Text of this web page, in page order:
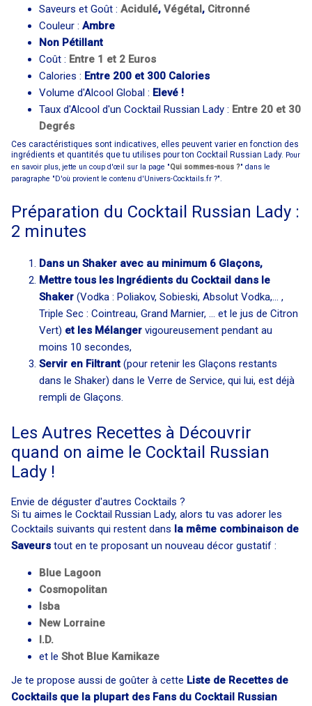
Saveurs et Goût : Acidulé, Végétal, Citronné
Couleur : Ambre
Non Pétillant
Coût : Entre 1 et 2 Euros
Calories : Entre 200 et 300 Calories
Volume d'Alcool Global : Elevé !
Taux d'Alcool d'un Cocktail Russian Lady : Entre 20 et 30
Degrés
Ces caractéristiques sont indicatives, elles peuvent varier en fonction des
ingrédients et quantités que tu utilises pour ton Cocktail Russian Lady. Pour
en savoir plus, jette un coup d'œil sur la page "Qui sommes-nous ?" dans le
paragraphe "D'où provient le contenu d'Univers-Cocktails.fr ?".
Préparation du Cocktail Russian Lady :
2 minutes
Dans un Shaker avec au minimum 6 Glaçons,
Mettre tous les Ingrédients du Cocktail dans le
Shaker (Vodka : Poliakov, Sobieski, Absolut Vodka,... ,
Triple Sec : Cointreau, Grand Marnier, ... et le jus de Citron
Vert) et les Mélanger vigoureusement pendant au
moins 10 secondes,
Servir en Filtrant (pour retenir les Glaçons restants
dans le Shaker) dans le Verre de Service, qui lui, est déjà
rempli de Glaçons.
Les Autres Recettes à Découvrir
quand on aime le Cocktail Russian
Lady !
Envie de déguster d'autres Cocktails ?
Si tu aimes le Cocktail Russian Lady, alors tu vas adorer les
Cocktails suivants qui restent dans la même combinaison de
Saveurs tout en te proposant un nouveau décor gustatif :
Blue Lagoon
Cosmopolitan
Isba
New Lorraine
I.D.
et le Shot Blue Kamikaze
Je te propose aussi de goûter à cette Liste de Recettes de
Cocktails que la plupart des Fans du Cocktail Russian